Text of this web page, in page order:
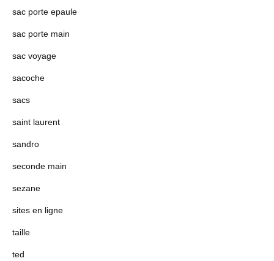
sac porte epaule
sac porte main
sac voyage
sacoche
sacs
saint laurent
sandro
seconde main
sezane
sites en ligne
taille
ted